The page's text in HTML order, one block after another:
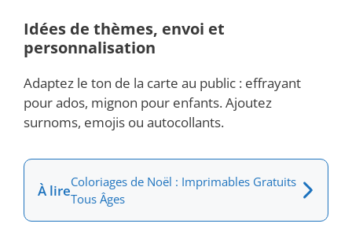
Idées de thèmes, envoi et
personnalisation
Adaptez le ton de la carte au public : effrayant
pour ados, mignon pour enfants. Ajoutez
surnoms, emojis ou autocollants.
À lireColoriages de Noël : Imprimables Gratuits
Tous Âges